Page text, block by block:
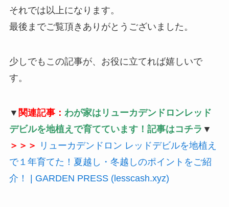
それでは以上になります。
最後までご覧頂きありがとうございました。
少しでもこの記事が、お役に立てれば嬉しいで
す。
▼ 関連記事： わが家はリューカデンドロンレッド
デビルを地植えで育てています！記事はコチラ ▼
＞＞＞ リューカデンドロン レッドデビルを地植え
で１年育てた！夏越し・冬越しのポイントをご紹
介！ | GARDEN PRESS (lesscash.xyz)